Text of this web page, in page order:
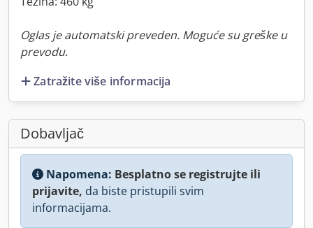
Oglas je automatski preveden. Moguće su greške u
prevodu.
Zatražite više informacija
Dobavljač
Napomena: Besplatno se registrujte ili
prijavite, da biste pristupili svim
informacijama.